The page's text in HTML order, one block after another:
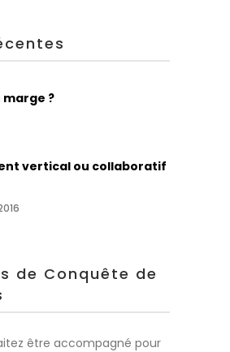
marge ?
vertical ou collaboratif
de Conquête de
être accompagné pour